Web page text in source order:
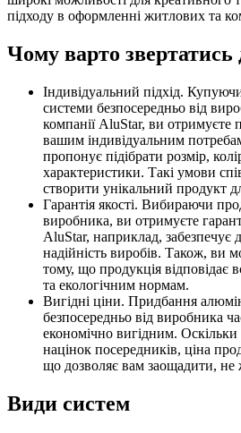
підходу в оформленні житлових та
Чому варто
Індивідуальний підхід.
системи безпосередньо від
компанії AluStar, ви отримуєте
вашим індивідуальним
пропонує підібрати розмір,
характеристики. Такі умови
створити унікальний продукт
Гарантія якості. Вибираючи
виробника, ви отримуєте
AluStar, наприклад, забезпечує
надійність виробів. Також, ви
тому, що продукція відповідає
та екологічним нормам.
Вигідні ціни. Придбання
безпосередньо від виробника
економічно вигідним.
націнок посередників, ціна
що дозволяє вам заощадити, не
Види систем